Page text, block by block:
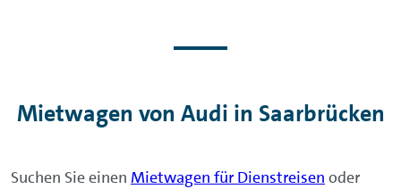
Mietwagen von Audi in Saarbrücken
Suchen Sie einen Mietwagen für Dienstreisen oder